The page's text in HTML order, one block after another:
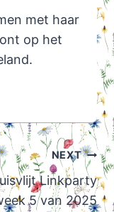
met haar
op het
NEXT
Linkparty
5 van 2025